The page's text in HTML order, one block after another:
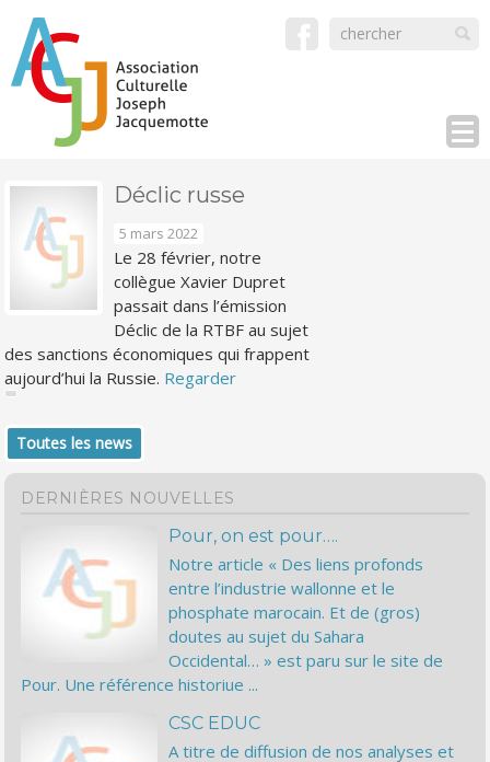
Déclic russe
5 mars 2022
Le 28 février, notre
collègue Xavier Dupret
passait dans l’émission
Déclic de la RTBF au sujet
des sanctions économiques qui frappent
aujourd’hui la Russie. Regarder
Toutes les news
DERNIÈRES NOUVELLES
Pour, on est pour….
Notre article « Des liens profonds
entre l’industrie wallonne et le
phosphate marocain. Et de (gros)
doutes au sujet du Sahara
Occidental… » est paru sur le site de
Pour. Une référence historiue ...
CSC EDUC
A titre de diffusion de nos analyses et